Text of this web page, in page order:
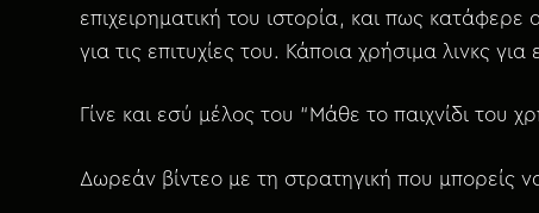
επιχειρηματική του ιστορία, και πως
για τις επιτυχίες του. Κάποια χρήσιμα λινκς για
Γίνε και εσύ μέλος του “Μάθε το παιχνίδι του
Δωρεάν βίντεο με τη στρατηγική που μπορείς